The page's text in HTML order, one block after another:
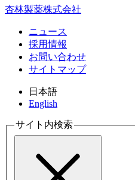
杏林製薬株式会社
ニュース
採用情報
お問い合わせ
サイトマップ
日本語
English
サイト内検索